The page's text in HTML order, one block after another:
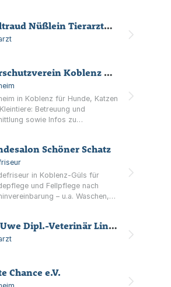
Waltraud Nüßlein Tierarztpraxis
Tierschutzverein Koblenz und Umgebung e.V.
in Koblenz für Hunde, Katzen
Betreuung und
sowie Infos zu
Schöner Schatz
in Koblenz-Güls für
und Fellpflege nach
– u.a. Waschen,
und Pflegekurse.
Dr. Uwe Dipl.-Veterinär Linzer med. Tierarzt
Chance e.V.